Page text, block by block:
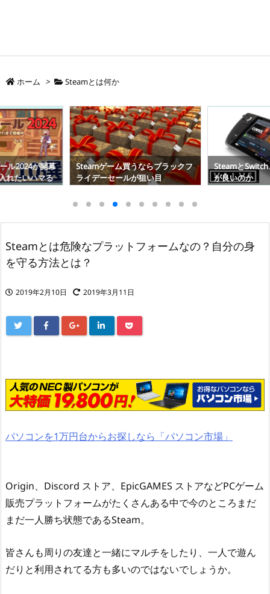
ホーム > Steamとは何か
らブラックフ
い目
SteamとSwitch、どちらで遊ぶの
が良いのか
Steamの障害
のシステムか
る
Steamとは危険なプラットフォームなの？自分の身
を守る方法とは？
2019年2月10日 2019年3月11日
パソコンを1万円台からお探しなら「パソコン市場」
Origin、Discord ストア、EpicGAMES ストアなどPCゲーム
販売プラットフォームがたくさんある中で今のところまだ
まだ一人勝ち状態であるSteam。
皆さんも周りの友達と一緒にマルチをしたり、一人で遊ん
だりと利用されてる方も多いのではないでしょうか。